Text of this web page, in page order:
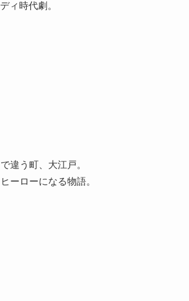
ィ時代劇。
違う町、大江戸。
ーローになる物語。